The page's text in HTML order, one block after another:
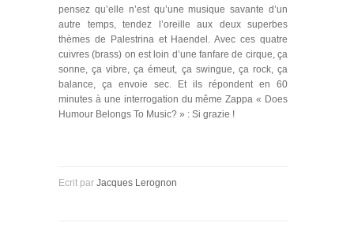
pensez qu’elle n’est qu’une musique savante d’un
autre temps, tendez l’oreille aux deux superbes
thèmes de Palestrina et Haendel. Avec ces quatre
cuivres (brass) on est loin d’une fanfare de cirque, ça
sonne, ça vibre, ça émeut, ça swingue, ça rock, ça
balance, ça envoie sec. Et ils répondent en 60
minutes à une interrogation du même Zappa « Does
Humour Belongs To Music? » : Si grazie !
Ecrit par Jacques Lerognon